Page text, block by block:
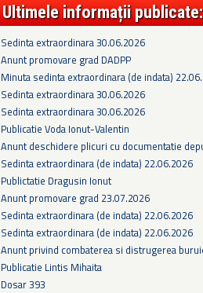
Ultimele informații publicate:
Sedinta extraordinara 30.06.2026
Anunt promovare grad DADPP
Minuta sedinta extraordinara (de indata)
Sedinta extraordinara 30.06.2026
Sedinta extraordinara 30.06.2026
Publicatie Voda Ionut-Valentin
Anunt deschidere plicuri cu documentatie
Sedinta extraordinara (de indata) 22.06.2026
Publictatie Dragusin Ionut
Anunt promovare grad 23.07.2026
Sedinta extraordinara (de indata) 22.06.2026
Sedinta extraordinara (de indata) 22.06.2026
Anunt privind combaterea si distrugerea
Publicatie Lintis Mihaita
Dosar 393